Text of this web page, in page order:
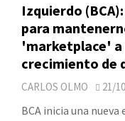
Izquierdo
para
'marketplace'
crecimiento de
CARLOS OLMO 21/
BCA inicia una